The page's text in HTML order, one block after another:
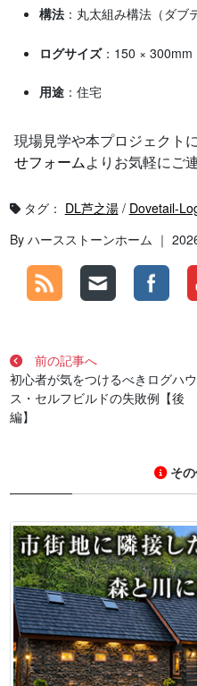
構法 ：丸太組み構法（ダブ
ログサイズ：150 × 300mm
用途 ：住宅
現場見学や本プロジェクト
せフォームよりお気軽にご
タグ： DL芦之湯/ Dovetail-
By ハースストーンホーム ｜
前の記事へ
初心者が気をつけるべきログハウ
ス・セルフビルドの失敗例【後
編】
その